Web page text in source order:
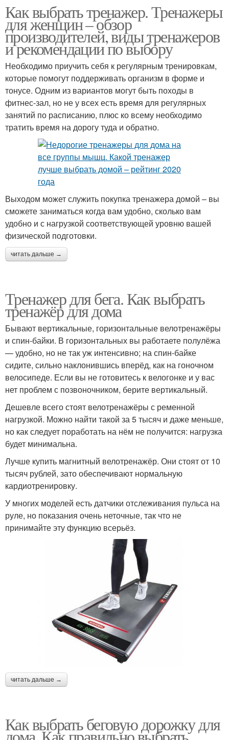
Как выбрать тренажер. Тренажеры
для женщин – обзор
производителей, виды тренажеров
и рекомендации по выбору
Необходимо приучить себя к регулярным тренировкам,
которые помогут поддерживать организм в форме и
тонусе. Одним из вариантов могут быть походы в
фитнес-зал, но не у всех есть время для регулярных
занятий по расписанию, плюс ко всему необходимо
тратить время на дорогу туда и обратно.
Выходом может служить покупка тренажера домой – вы
сможете заниматься когда вам удобно, сколько вам
удобно и с нагрузкой соответствующей уровню вашей
физической подготовки.
читать дальше →
Тренажер для бега. Как выбрать
тренажёр для дома
Бывают вертикальные, горизонтальные велотренажёры
и спин‑байки. В горизонтальных вы работаете полулёжа
— удобно, но не так уж интенсивно; на спин‑байке
сидите, сильно наклонившись вперёд, как на гоночном
велосипеде. Если вы не готовитесь к велогонке и у вас
нет проблем с позвоночником, берите вертикальный.
Дешевле всего стоят велотренажёры с ременной
нагрузкой. Можно найти такой за 5 тысяч и даже меньше,
но как следует поработать на нём не получится: нагрузка
будет минимальна.
Лучше купить магнитный велотренажёр. Они стоят от 10
тысяч рублей, зато обеспечивают нормальную
кардиотренировку.
У многих моделей есть датчики отслеживания пульса на
руле, но показания очень неточные, так что не
принимайте эту функцию всерьёз.
читать дальше →
Как выбрать беговую дорожку для